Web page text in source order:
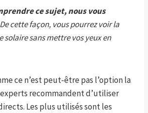
ce sujet, nous vous
De cette façon, vous pourrez voir la
solaire sans mettre vos yeux en
ce n’est peut-être pas l’option la
recommandent d’utiliser
Les plus utilisés sont les